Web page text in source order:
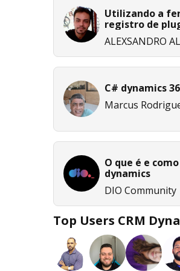
Utilizando a
registro de
365 ce
ALEXSANDRO
C# dynamics
Marcus
O que é e
dynamics
DIO Community
Top Users CRM